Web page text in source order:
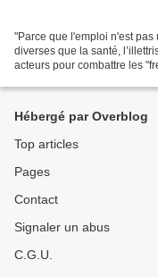
"Parce que l'emploi n'est
diverses que la santé,
acteurs pour combattre les
Hébergé par Overblog
Top articles
Pages
Contact
Signaler un abus
C.G.U.